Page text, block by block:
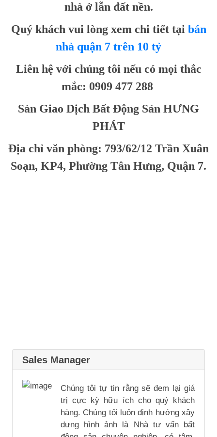
nhà ở lẫn đất nền.
Quý khách vui lòng xem chi tiết tại bán
nhà quận 7 trên 10 tỷ
Liên hệ với chúng tôi nếu có mọi thắc
mắc: 0909 477 288
Sàn Giao Dịch Bất Động Sản HƯNG
PHÁT
Địa chỉ văn phòng: 793/62/12 Trần Xuân
Soạn, KP4, Phường Tân Hưng, Quận 7.
Sales Manager
Chúng tôi tự tin rằng sẽ đem lại giá
trị cực kỳ hữu ích cho quý khách
hàng. Chúng tôi luôn định hướng xây
dựng hình ảnh là Nhà tư vấn bất